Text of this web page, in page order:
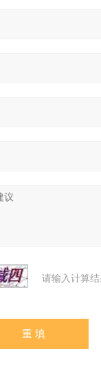
请输入计算